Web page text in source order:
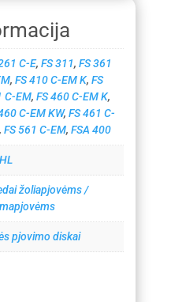
C-E, FS 311, FS 361
, FS 410 C-EM K, FS
C-EM, FS 460 C-EM K,
C-EM KW, FS 461 C-
FS 561 C-EM, FSA 400
žoliapjovėms /
pjovimo diskai